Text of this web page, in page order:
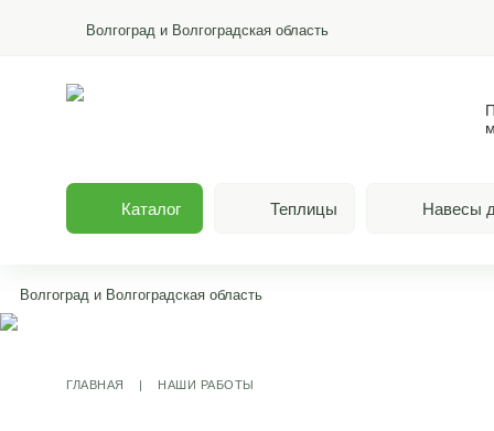
Волгоград и Волгоградская область
Каталог Теплицы Навесы
Волгоград и Волгоградская область
ГЛАВНАЯ | НАШИ РАБОТЫ